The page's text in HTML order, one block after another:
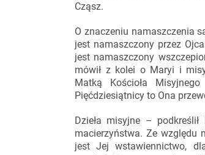
Cząsz.
O znaczeniu namaszczenia
jest namaszczony przez
jest namaszczony
mówił z kolei o Maryi i
Matką Kościoła
Pięćdziesiątnicy to Ona
Dzieła misyjne –
macierzyństwa. Ze względu
jest Jej wstawiennictwo,